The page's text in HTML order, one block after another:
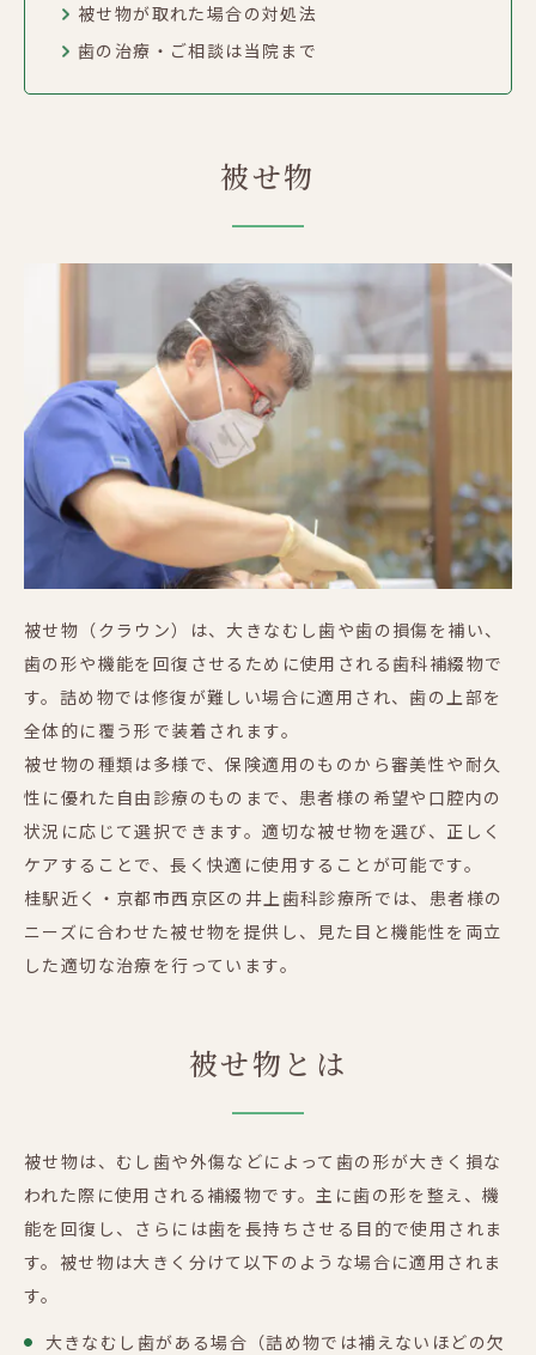
被せ物が取れた場合の対処法
歯の治療・ご相談は当院まで
被せ物
被せ物（クラウン）は、大きなむし歯や歯の損傷を補い、
歯の形や機能を回復させるために使用される歯科補綴物で
す。詰め物では修復が難しい場合に適用され、歯の上部を
全体的に覆う形で装着されます。
被せ物の種類は多様で、保険適用のものから審美性や耐久
性に優れた自由診療のものまで、患者様の希望や口腔内の
状況に応じて選択できます。適切な被せ物を選び、正しく
ケアすることで、長く快適に使用することが可能です。
桂駅近く・京都市西京区の井上歯科診療所では、患者様の
ニーズに合わせた被せ物を提供し、見た目と機能性を両立
した適切な治療を行っています。
被せ物とは
被せ物は、むし歯や外傷などによって歯の形が大きく損な
われた際に使用される補綴物です。主に歯の形を整え、機
能を回復し、さらには歯を長持ちさせる目的で使用されま
す。被せ物は大きく分けて以下のような場合に適用されま
す。
大きなむし歯がある場合（詰め物では補えないほどの欠